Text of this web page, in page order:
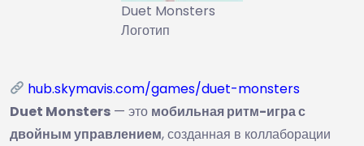
Duet Monsters
Логотип
hub.skymavis.com/games/duet-monsters
Duet Monsters — это мобильная ритм-игра с
двойным управлением, созданная в коллаборации